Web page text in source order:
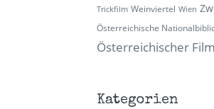
Trickfilm Weinviertel Wien
Österreichische
Österreichischer Film
Kategorien